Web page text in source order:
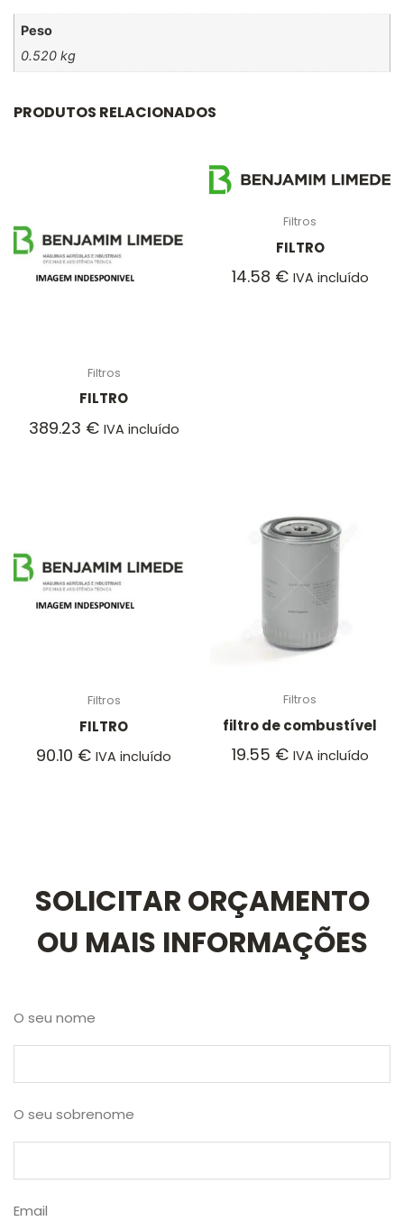
Peso
0.520 kg
PRODUTOS RELACIONADOS
Filtros
FILTRO
389.23 € IVA incluído
Filtros
FILTRO
14.58 € IVA incluído
Filtros
FILTRO
90.10 € IVA incluído
Filtros
filtro de combustível
19.55 € IVA incluído
SOLICITAR ORÇAMENTO
OU MAIS INFORMAÇÕES
O seu nome
O seu sobrenome
Email